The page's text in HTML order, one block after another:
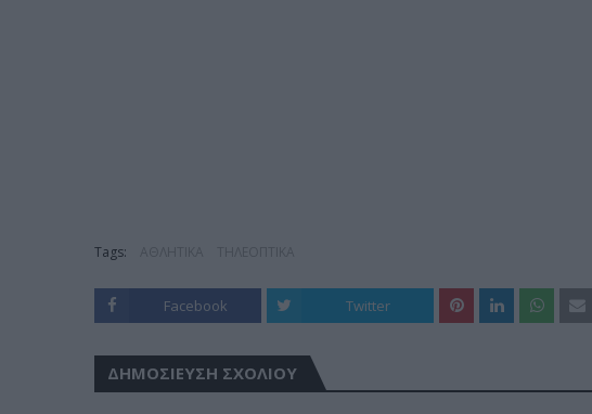
Tags:
Facebook Twitter
ΔΗΜΟΣΊΕΥΣΗ ΣΧΟΛΊΟΥ